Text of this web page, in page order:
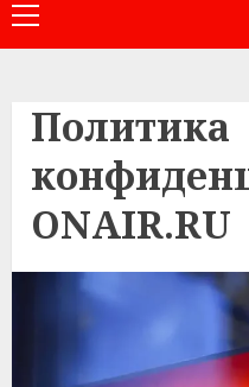
Основное
меню
Политика
ONAIR.RU